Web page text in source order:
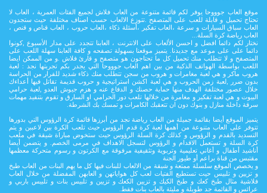
موقع العاب جوووحا يوفر لكم قائمة متنوعة من العاب فلاش لجميع الفئات العمرية ، العاب لا
تحتاج تحميل و قابلة للعب على المتصفح .تتوزع الالعاب حسب اصناف مختلفة حيث ستجدون
العاب سباق السيارات و سرعة ،العاب تفكير ،أسئلة ذكاء ،العاب حروب ، العاب قناص و قنص ،
العاب رياضة كرة السلة...
نختار لكم دائما افضل و احسن الألعاب على الانترنت ، العابنا تتجدد على مدار اﻷسبوع ,كونوا
دائما على على موعد مع جديدنا. يتميز موقعنا بسهولة تصفحه و كافة العابنا سهلة اللعب على
المتصفح و لا تتطلب منك تحميل كل ما تحتاجون هو متصفح و قارئ فلاش .و من الممكن ايضا
اللعب بواسطة الهواتف الذكية من بين اهم العاب جوووحا التي يجدر بكم تجربتها نجد : لعبة
هروب ماكر و هي لعبة مغامرات و هروب من سجن تتطلب منك ذكاء شديد للفرار من الحراسة
بدون ضرر ,لعبة زمن الحروب و هي لعبة اكشن استراتيجية و حروب قديمة تقاتل فيها أعداءك
خلال عصور مختلفة الهدف منها حماية حصنك و الدفاع عنه و هزم جيوش العدو ,لعبة حرامي
البيوت و هي لعبة تفكير و مغامرة من خلالها تلعب دور الحرامي او السارق و تقوم بتنفيد مهمات
سرقة داخلة منازل و بنوك دون ان تتعقبك الكامرات و تمسك بك الشرطة.
يتميز الموقع أيضا بقائمة جميلة من العاب رياضة نجد من أبرزها قائمة كرة الرؤوس التي بدورها
تتوفر على العاب متنوعة من أهمها لعبة كرة قدم الرؤوس حيث تلعب الكرة بين لاعببن و يتم
التسديد بالقدم و الرؤوس و كذلك كرة السلة الرؤوس حيث ستخوض مباراة شيقة في ملعب
كرة السلة و تستعمل الاقدام و الرؤوس لتسجل الاهداف في مرمى الخصم. و يتضمن أيضا
أناشيد أطفال و أغاني تعليمية وتربوية وتثقيفية مرفوقة مع الكرتون و رسوم متحركة معظمها
مقتبس من قناة براعم أو طيور الجنة
و يخصص الموقع سلسلة ممتعة و شيقة من الالعاب للبنات فيها كل ما يهم البنات من العاب طبخ
و تزيين و تلبيس حيت تستطيع الفتيات لعب كل هواياتهن و العابهن المفضلة من خلال العاب
فلاشية مثال طبخ كعك و طبخ الكيك و تزيين الكعك و تزيين و تلبيس بنات و تلبيس باربي و
عرائس و القائمة جد طويلة و مليئة بالعاب بنات فقط.